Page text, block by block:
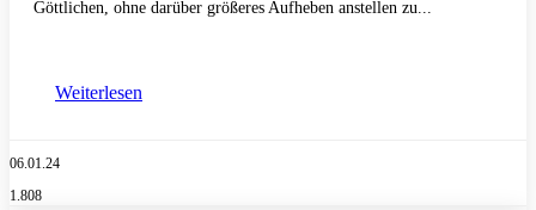
Göttlichen, ohne darüber größeres Aufheben anstellen zu...
Weiterlesen
06.01.24
1.808